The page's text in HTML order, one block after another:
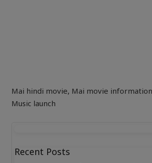
Mai hindi movie, Mai movie information
Music launch
Recent Posts